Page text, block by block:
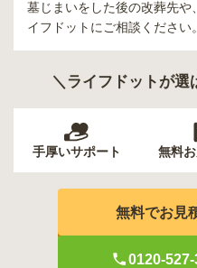
墓じまいをした後の改葬先や
イフドットにご相談ください。
＼ライフドットが選
手厚いサポート 無料
無料でお見
0120-527-